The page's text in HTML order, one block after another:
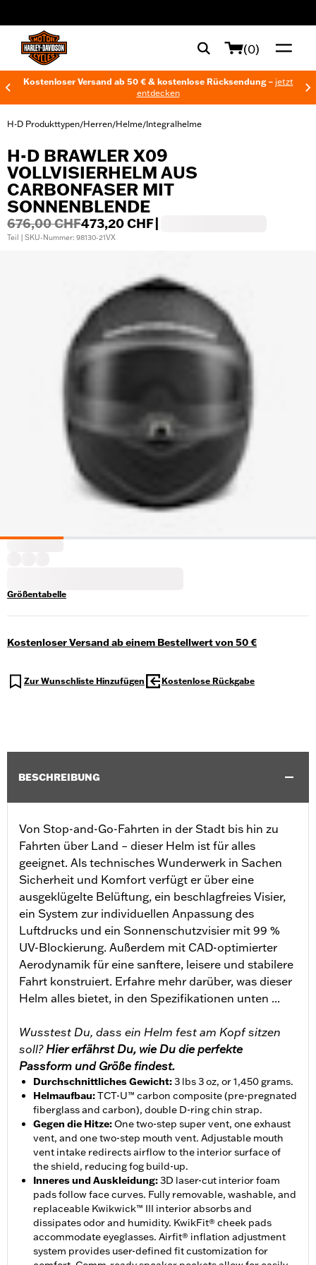
(0)
Kostenloser Versand ab 50 € & kostenlose Rücksendung – jetzt
entdecken
H-D Produkttypen/Herren/Helme/Integralhelme
H-D BRAWLER X09
VOLLVISIERHELM AUS
CARBONFASER MIT
SONNENBLENDE
676,00 CHF473,20 CHF
Teil | SKU-Nummer: 98130-21VX
Größentabelle
Kostenloser Versand ab einem Bestellwert von 50 €
Zur Wunschliste Hinzufügen Kostenlose Rückgabe
BESCHREIBUNG
Von Stop-and-Go-Fahrten in der Stadt bis hin zu
Fahrten über Land – dieser Helm ist für alles
geeignet. Als technisches Wunderwerk in Sachen
Sicherheit und Komfort verfügt er über eine
ausgeklügelte Belüftung, ein beschlagfreies Visier,
ein System zur individuellen Anpassung des
Luftdrucks und ein Sonnenschutzvisier mit 99 %
UV-Blockierung. Außerdem mit CAD-optimierter
Aerodynamik für eine sanftere, leisere und stabilere
Fahrt konstruiert. Erfahre mehr darüber, was dieser
Helm alles bietet, in den Spezifikationen unten ...
Wusstest Du, dass ein Helm fest am Kopf sitzen
soll?Hier erfährst Du, wie Du die perfekte
Passform und Größe findest.
Durchschnittliches Gewicht:3 lbs 3 oz, or 1,450 grams.
Helmaufbau:TCT-U™ carbon composite (pre-pregnated
fiberglass and carbon), double D-ring chin strap.
Gegen die Hitze:One two-step super vent, one exhaust
vent, and one two-step mouth vent. Adjustable mouth
vent intake redirects airflow to the interior surface of
the shield, reducing fog build-up.
Inneres und Auskleidung:3D laser-cut interior foam
pads follow face curves. Fully removable, washable, and
replaceable Kwikwick™ III interior absorbs and
dissipates odor and humidity. KwikFit® cheek pads
accommodate eyeglasses. Airfit® inflation adjustment
system provides user-defined fit customization for